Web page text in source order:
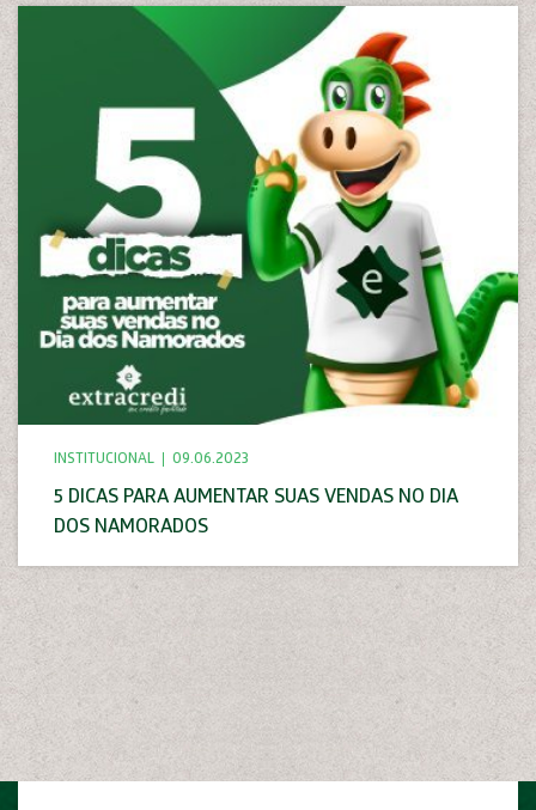
INSTITUCIONAL 09.06.2023
5 DICAS PARA AUMENTAR SUAS VENDAS NO DIA
DOS NAMORADOS